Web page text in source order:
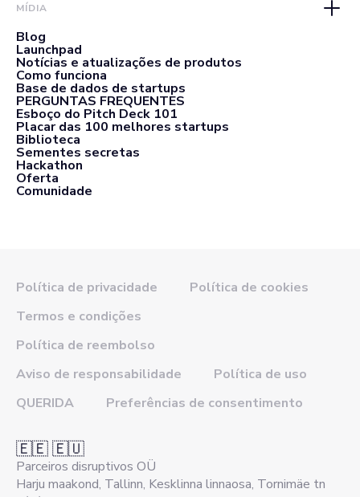
MÍDIA
Blog
Launchpad
Notícias e atualizações de produtos
Como funciona
Base de dados de startups
PERGUNTAS FREQUENTES
Esboço do Pitch Deck 101
Placar das 100 melhores startups
Biblioteca
Sementes secretas
Hackathon
Oferta
Comunidade
Política de privacidade
Política de cookies
Termos e condições
Política de reembolso
Aviso de responsabilidade
Política de uso
QUERIDA
Preferências de consentimento
🇪🇪 🇪🇺
Parceiros disruptivos OÜ
Harju maakond, Tallinn, Kesklinna linnaosa, Tornimäe tn